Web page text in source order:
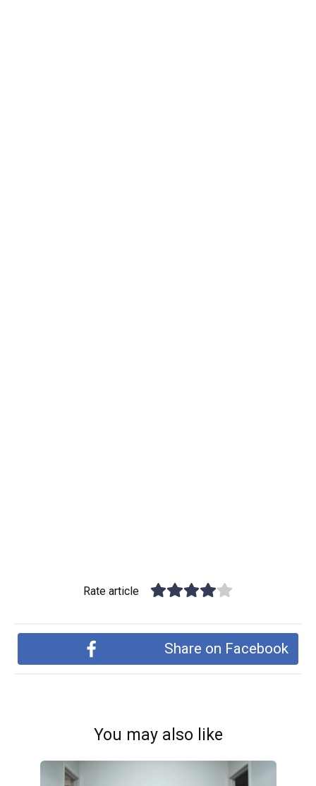
Rate article
Share on Facebook
You may also like